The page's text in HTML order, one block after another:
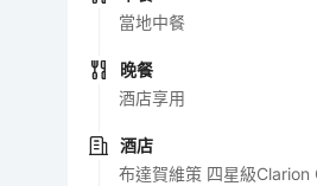
當地中餐
晚餐
酒店享用
酒店
布達賀維策 四星級